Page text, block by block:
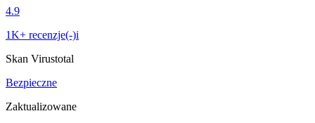
4.9
1K+ recenzje(-)i
Skan Virustotal
Bezpieczne
Zaktualizowane